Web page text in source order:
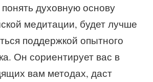
понять духовную основу
медитации, будет лучше
поддержкой опытного
Он сориентирует вас в
вам методах, даст